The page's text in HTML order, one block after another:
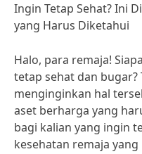
Ingin Tetap Sehat? Ini
yang Harus Diketahui
Halo, para remaja!
tetap sehat dan
menginginkan hal
aset berharga yang
bagi kalian yang ingin
kesehatan remaja